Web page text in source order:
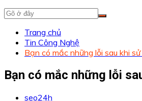
Trang chủ
Tin Công Nghệ
Bạn có mắc những lỗi sau khi
Bạn có mắc những lỗi
seo24h